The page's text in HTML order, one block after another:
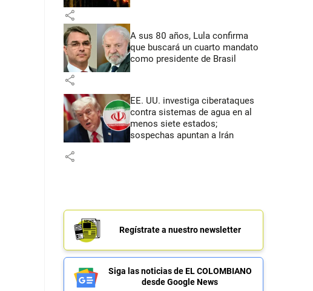
share
A sus 80 años, Lula confirma
que buscará un cuarto mandato
como presidente de Brasil
share
EE. UU. investiga ciberataques
contra sistemas de agua en al
menos siete estados;
sospechas apuntan a Irán
share
Regístrate a nuestro newsletter
Siga las noticias de EL COLOMBIANO
desde Google News